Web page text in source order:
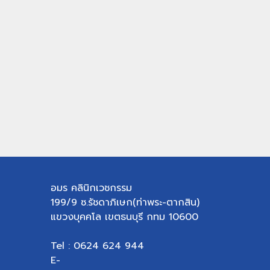
อมร คลินิกเวชกรรม
199/9 ซ.รัชดาภิเษก(ท่าพระ-ตากสิน)
แขวงบุคคโล เขตธนบุรี กทม 10600
Tel : 0624 624 944
E-